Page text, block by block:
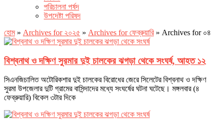
পরিচালনা পর্ষদ
উপদেষ্টা পরিষদ
হোম» Archives for ২০২৫ » Archives for ফেব্রুয়ারি» Archives for ০৪
বিশ্বনাথ ও দক্ষিণ সুরমার দুই চালকের ঝগড়া থেকে সংঘর্ষ, আহত ১২
সিএনজিচালিত অটোরিকশার দুই চালকের বিরোধের জেরে সিলেটের বিশ্বনাথ ও দক্ষিণ
সুরমা উপজেলার দুটি গ্রামের বাসিন্দাদের মধ্যে সংঘর্ষের ঘটনা ঘটেছে। মঙ্গলবার (৪
ফেব্রুয়ারি) বিকেল ৩টার দিকে